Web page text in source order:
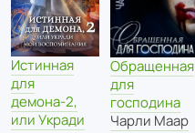
Истинная
для
демона-2,
или Укради
Обращенная
для
господина
Чарли Маар